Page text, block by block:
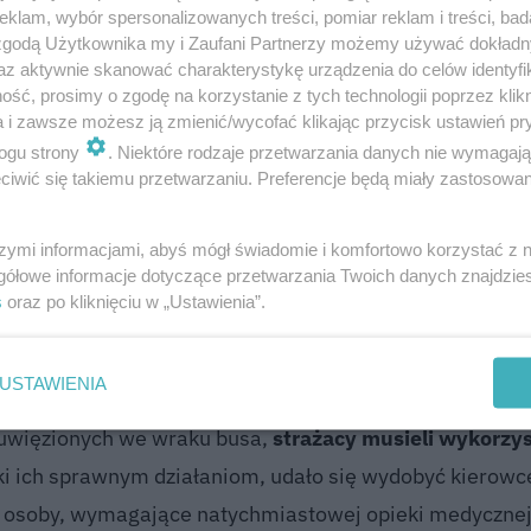
ciężarowy przez pewien odcinek
sobą busa" - relacjonuje w rozmowie z se.pl i
Belina, oficer prasowy komendanta
Straży Pożarnej w Żyrardowie.
zastępy straży pożarnej, które stanęły przed trudnym
we wraku busa,strażacy musieli
ich sprawnym działaniom, udało się wydobyć
wymagające natychmiastowej opieki
wybór spersonalizowanych treści, pomiar reklam i treści,
Użytkownika my i Zaufani Partnerzy możemy używać
aktywnie skanować charakterystykę urządzenia do celów
prosimy o zgodę na korzystanie z tych technologii poprzez
i zawsze możesz ją zmienić/wycofać klikając przycisk ustawień
strony
. Niektóre rodzaje przetwarzania danych nie
się takiemu przetwarzaniu. Preferencje będą miały
informacjami, abyś mógł świadomie i komfortowo korzystać z
informacje dotyczące przetwarzania Twoich danych
oraz po kliknięciu w „Ustawienia”.
USTAWIENIA